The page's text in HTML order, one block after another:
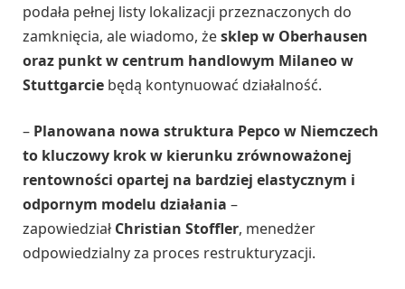
podała pełnej listy lokalizacji przeznaczonych do
zamknięcia, ale wiadomo, żesklep w Oberhausen
oraz punkt w centrum handlowym Milaneo w
Stuttgarcie będą kontynuować działalność.
– Planowana nowa struktura Pepco w Niemczech
to kluczowy krok w kierunku zrównoważonej
rentowności opartej na bardziej elastycznym i
odpornym modelu działania –
zapowiedział Christian Stoffler, menedżer
odpowiedzialny za proces restrukturyzacji.